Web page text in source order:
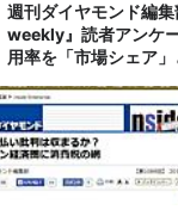
週刊ダイヤモンド編
weekly』読者アンケ
用率を「市場シェア